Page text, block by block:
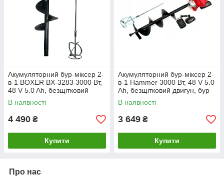
Акумуляторний бур-міксер 2-
в-1 BOXER BX-3283 3000 Вт,
48 V 5.0 Ah, безщітковий
двигун, бур 200 мм, заважка
120 мм, 2
В наявності
4 490 ₴
Купити
Акумуляторний бур-міксер 2-
в-1 Hammer 3000 Вт, 48 V 5.0
Ah, безщітковий двигун, бур
200 мм, заважка 120 мм
В наявності
3 649 ₴
Купити
Про нас